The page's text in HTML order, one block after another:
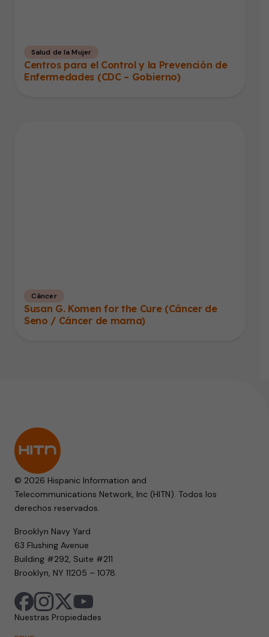
Salud de la Mujer
Centros para el Control y la Prevención de
Enfermedades (CDC – Gobierno)
Cáncer
Susan G. Komen for the Cure (Cáncer de
Seno / Cáncer de mama)
© 2026 Hispanic Information and
Telecommunications Network, Inc (HITN). Todos los
derechos reservados.
Brooklyn Navy Yard
63 Flushing Avenue
Building #292, Suite #211
Brooklyn, NY 11205 – 1078.
Nuestras Propiedades